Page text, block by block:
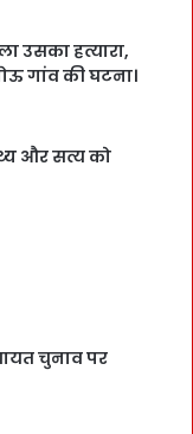
उसका हत्यारा,
गांव की घटना।
और सत्य को
चुनाव पर